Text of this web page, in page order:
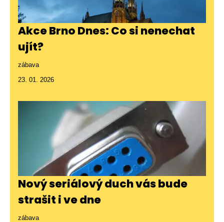
Akce Brno Dnes: Co si nenechat
ujít?
zábava
23. 01. 2026
Nový seriálový duch vás bude
strašit i ve dne
zábava